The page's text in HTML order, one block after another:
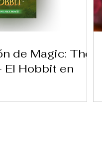
de Magic: The
El Hobbit en